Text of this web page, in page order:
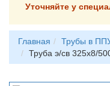
Уточняйте у
Главная Трубы в
Труба э/св 325х8/